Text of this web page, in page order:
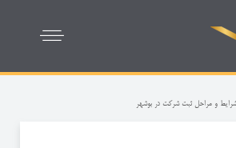
شرایط و مراحل ثبت شرکت در بوشهر